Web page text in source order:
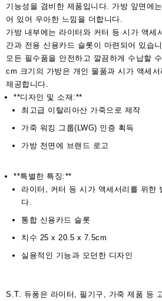
기능성을 겸비한 제품입니다. 가방 앞면에
어 있어 우아한 느낌을 더합니다.
가방 내부에는 라이터와 커터 등 시가 액세
간과 전용 신용카드 슬롯이 마련되어 있습
모든 필수품을 안전하고 깔끔하게 수납할
cm 크기의 가방은 개인 물품과 시가 액세
제공합니다.
**디자인 및 소재:**
최고급 이탈리아산 가죽으로 제작
가죽 워킹 그룹(LWG) 인증 획득
가방 전면에 브랜드 로고
**특별한 특징:**
라이터, 커터 등 시가 액세서리를 위한
다.
통합 신용카드 슬롯
치수 25 x 20.5 x 7.5cm
실용적인 기능과 모던한 디자인
S.T. 듀퐁은 라이터, 필기구, 가죽 제품 등